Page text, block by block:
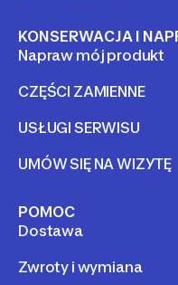
KONSERWACJA I
Napraw mój produkt
CZĘŚCI ZAMIENNE
USŁUGI SERWISU
UMÓW SIĘ NA WIZYTĘ
POMOC
Dostawa
Zwroty i wymiana